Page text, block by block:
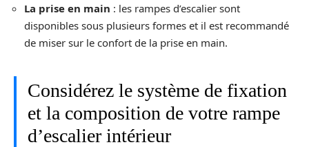
La prise en main : les rampes d’escalier sont
disponibles sous plusieurs formes et il est recommandé
de miser sur le confort de la prise en main.
Considérez le système de fixation
et la composition de votre rampe
d’escalier intérieur